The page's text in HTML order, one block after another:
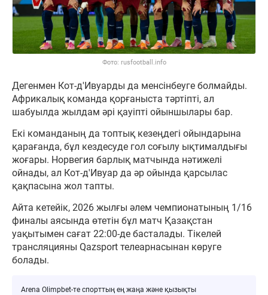
Фото: rusfootball.info
Дегенмен Кот-д'Ивуарды да менсінбеуге болмайды.
Африкалық команда қорғаныста тәртіпті, ал
шабуылда жылдам әрі қауіпті ойыншылары бар.
Екі команданың да топтық кезеңдегі ойындарына
қарағанда, бұл кездесуде гол соғылу ықтималдығы
жоғары. Норвегия барлық матчында нәтижелі
ойнады, ал Кот-д'Ивуар да әр ойында қарсылас
қақпасына жол тапты.
Айта кетейік, 2026 жылғы әлем чемпионатының 1/16
финалы аясында өтетін бұл матч Қазақстан
уақытымен сағат 22:00-де басталады. Тікелей
трансляцияны Qazsport телеарнасынан көруге
болады.
Arena Olimpbet-те спорттың ең жаңа және қызықты